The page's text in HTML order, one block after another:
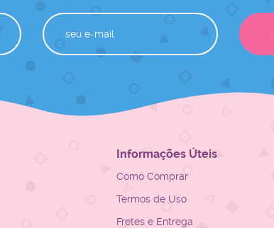
Informações Úteis
Como Comprar
Termos de Uso
Fretes e Entrega